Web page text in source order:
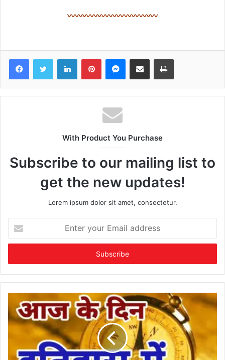
〰〰〰〰〰〰〰〰〰〰〰〰
FacebookTwitter LinkedInPinterestMessenger
Share via Email Print
With Product You Purchase
Subscribe to our mailing list to
get the new updates!
Lorem ipsum dolor sit amet, consectetur.
your
Email